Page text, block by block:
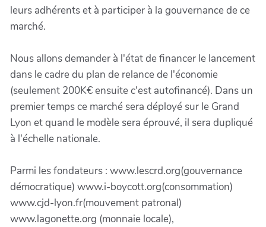
leurs adhérents et à participer à la gouvernance de ce
marché.
Nous allons demander à l'état de financer le lancement
dans le cadre du plan de relance de l'économie
(seulement 200K€ ensuite c'est autofinancé). Dans un
premier temps ce marché sera déployé sur le Grand
Lyon et quand le modèle sera éprouvé, il sera dupliqué
à l'échelle nationale.
Parmi les fondateurs : www.lescrd.org(gouvernance
démocratique) www.i-boycott.org(consommation)
www.cjd-lyon.fr(mouvement patronal)
www.lagonette.org (monnaie locale),